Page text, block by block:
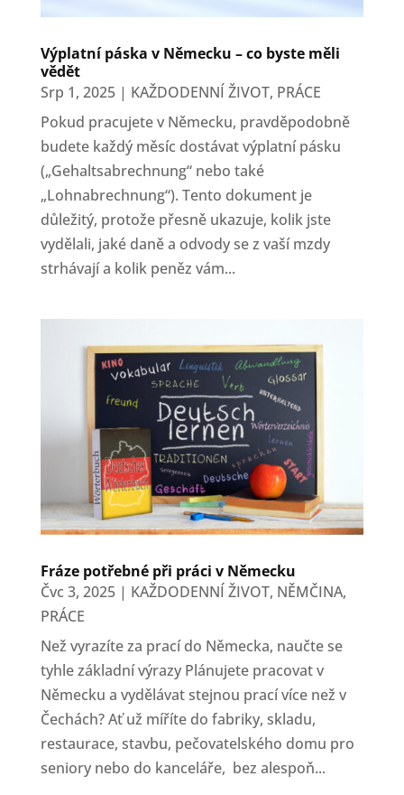
Výplatní páska v Německu – co byste měli
vědět
Srp 1, 2025| KAŽDODENNÍ ŽIVOT, PRÁCE
Pokud pracujete v Německu, pravděpodobně
budete každý měsíc dostávat výplatní pásku
(„Gehaltsabrechnung“ nebo také
„Lohnabrechnung“). Tento dokument je
důležitý, protože přesně ukazuje, kolik jste
vydělali, jaké daně a odvody se z vaší mzdy
strhávají a kolik peněz vám...
Fráze potřebné při práci v Německu
Čvc 3, 2025| KAŽDODENNÍ ŽIVOT, NĚMČINA,
PRÁCE
Než vyrazíte za prací do Německa, naučte se
tyhle základní výrazy Plánujete pracovat v
Německu a vydělávat stejnou prací více než v
Čechách? Ať už míříte do fabriky, skladu,
restaurace, stavbu, pečovatelského domu pro
seniory nebo do kanceláře, bez alespoň...